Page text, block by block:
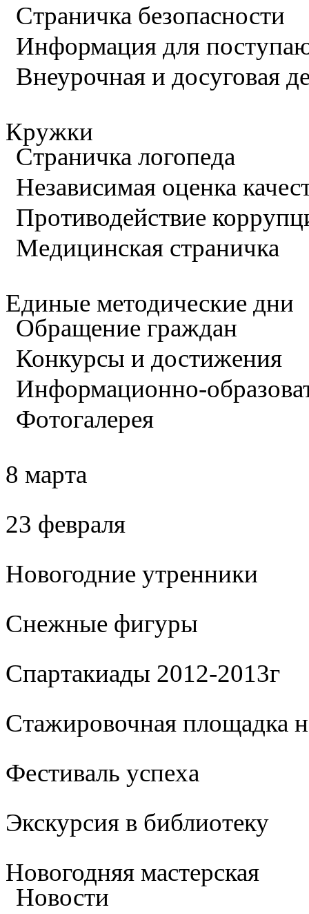
Страничка безопасности
Информация для
Внеурочная и досуговая
Кружки
Страничка логопеда
Независимая оценка
Противодействие
Медицинская страничка
Единые методические дни
Обращение граждан
Конкурсы и достижения
Информационно-
Фотогалерея
8 марта
23 февраля
Новогодние утренники
Cнежные фигуры
Спартакиады 2012-2013г
Стажировочная
Фестиваль успеха
Экскурсия в библиотеку
Новогодняя мастерская
Новости